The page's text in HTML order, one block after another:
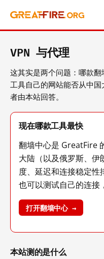
VPN 与代理
这其实是两个问题：哪款
工具自己的网站能否从中
者由本站回答。
现在哪款工具最快
翻墙中心是 GreatFire
大陆（以及俄罗斯、伊
度、延迟和连接稳定性
也可以测试自己的连接
打开翻墙中心 →
本站测的是什么